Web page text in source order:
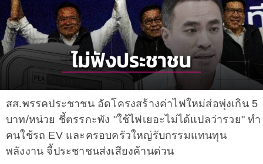
สส.พรรคประชาชน อัดโครงสร้างค่าไฟใหม่ส่อพุ่งเกิน 5
บาท/หน่วย ชี้ตรรกะพัง "ใช้ไฟเยอะไม่ได้แปลว่ารวย" ทำ
คนใช้รถ EV และครอบครัวใหญ่รับกรรมแทนทุน
พลังงาน จี้ประชาชนส่งเสียงค้านด่วน